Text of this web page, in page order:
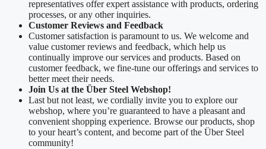
representatives offer expert assistance with products, ordering
processes, or any other inquiries.
Customer Reviews and Feedback
Customer satisfaction is paramount to us. We welcome and
value customer reviews and feedback, which help us
continually improve our services and products. Based on
customer feedback, we fine-tune our offerings and services to
better meet their needs.
Join Us at the Über Steel Webshop!
Last but not least, we cordially invite you to explore our
webshop, where you’re guaranteed to have a pleasant and
convenient shopping experience. Browse our products, shop
to your heart’s content, and become part of the Über Steel
community!